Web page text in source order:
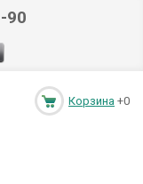
90
Корзина +0